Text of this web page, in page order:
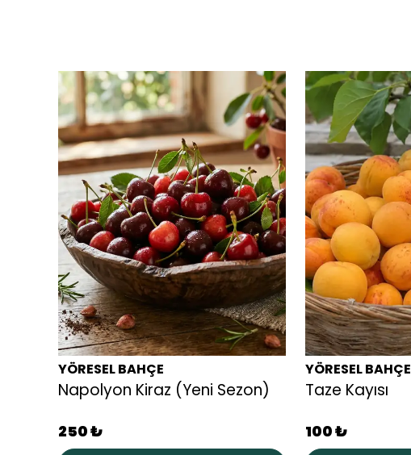
YÖRESEL BAHÇE
Napolyon Kiraz (Yeni Sezon)
250 ₺
YÖRESEL BAHÇE
Taze Kayısı
100 ₺